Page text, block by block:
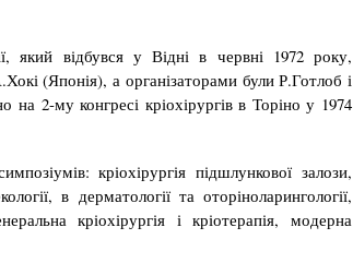
який відбувся у Відні в червні 1972 року,
(Японія), а організаторами були Р.Готлоб і
на 2-му конгресі кріохірургів в Торіно у 1974
кріохірургія підшлункової залози,
в дерматології та оторіноларингології,
кріохірургія і кріотерапія, модерна